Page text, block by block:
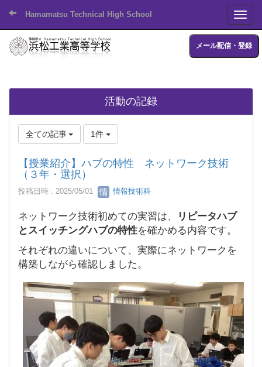
Hamamatsu Technical High School
メール配信・登録
活動の記録
全ての記事 1件
【授業紹介】ハブの特性 ネットワーク技術
（３年・選択）
投稿日時 : 2025/05/01 情報技術科
ネットワーク技術初めての実習は、
リピータハブ
とスイッチングハブの特性を確かめる内容です。
それぞれの違いについて、実際にネットワークを
構築しながら確認しました。